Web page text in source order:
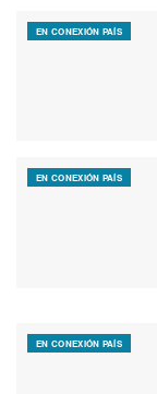
EN CONEXIÓN PAÍS
EN CONEXIÓN PAÍS
EN CONEXIÓN PAÍS